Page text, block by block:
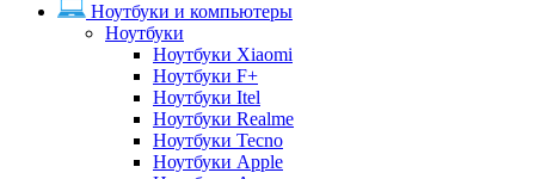
Ноутбуки и компьютеры
Ноутбуки
Ноутбуки Xiaomi
Ноутбуки F+
Ноутбуки Itel
Ноутбуки Realme
Ноутбуки Tecno
Ноутбуки Apple